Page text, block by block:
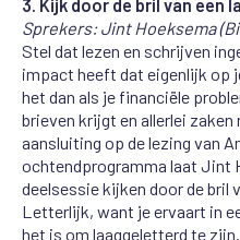
3. Kijk door de bril van een
Sprekers: Jint Hoeksema
Stel dat lezen en schrijven
impact heeft dat eigenlijk op
het dan als je financiële
brieven krijgt en allerlei
aansluiting op de lezing van
ochtendprogramma laat Jint
deelsessie kijken door de bril
Letterlijk, want je ervaart in
het is om laaggeletterd te zijn.